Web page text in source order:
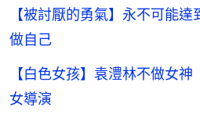
【被討厭的勇氣】永不可能
做自己
【白色女孩】袁澧林不做女
女導演